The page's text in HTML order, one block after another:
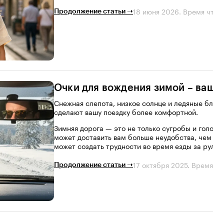
Продолжение статьи ➝18 июня 2026. Время
Очки для вождения зимой –
Снежная слепота, низкое солнце и ледяные
сделают вашу поездку более комфортной.
Зимняя дорога — это не только сугробы и
может доставить вам больше неудобства,
может создать трудности во время езды за
Продолжение статьи ➝17 октября 2025.